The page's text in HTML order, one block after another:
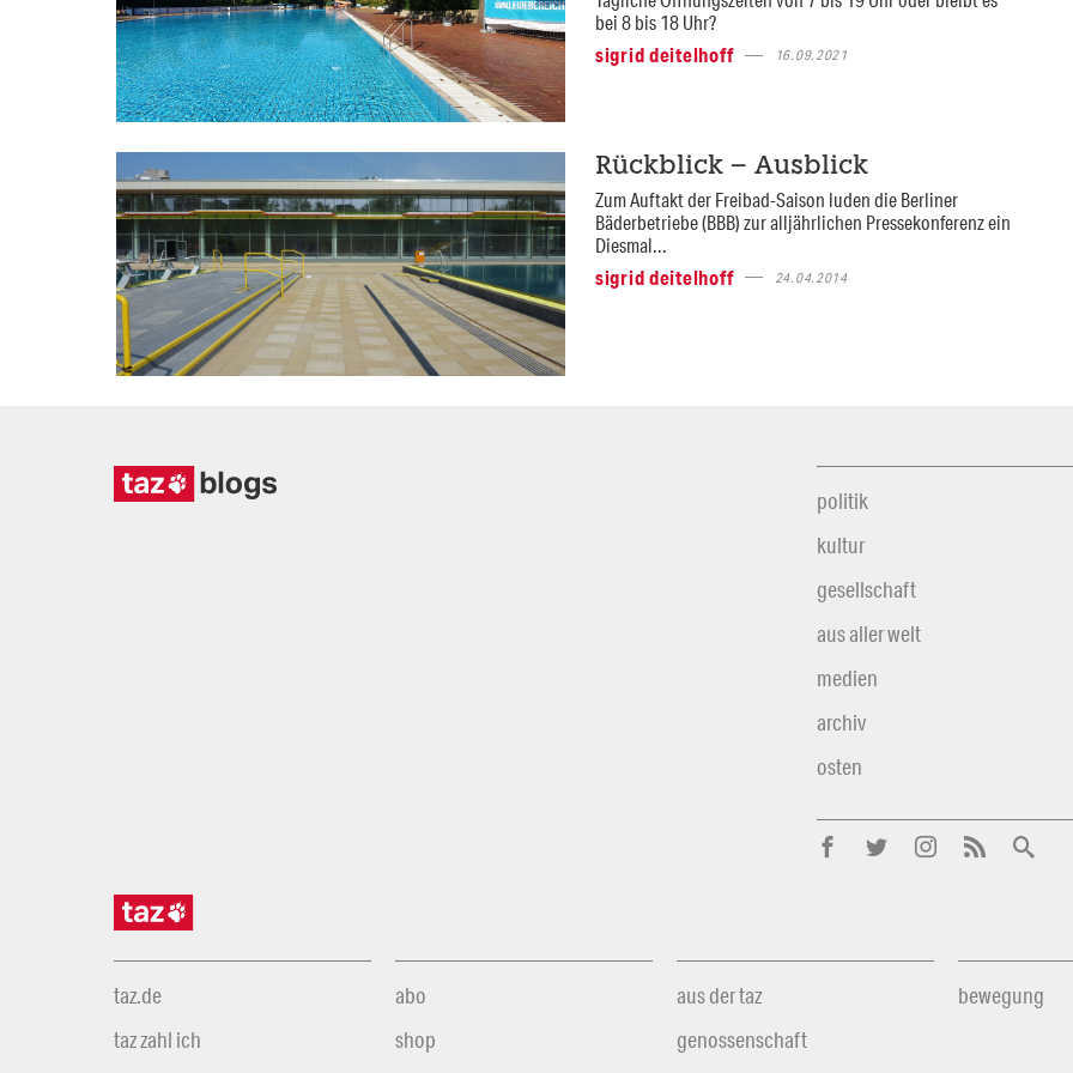
bei 8 bis 18 Uhr?
sigrid deitelhoff
16.09.2021
Rückblick – Ausblick
Zum Auftakt der Freibad-Saison luden die Berliner
Bäderbetriebe (BBB) zur alljährlichen Pressekonferenz ein
Diesmal...
sigrid deitelhoff
24.04.2014
politik
kultur
gesellschaft
aus aller welt
medien
archiv
osten
taz.de
taz zahl ich
abo
shop
aus der taz
genossenschaft
bewegung